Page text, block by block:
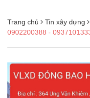
Trang chủ Tin xây dựng
0902200388 -